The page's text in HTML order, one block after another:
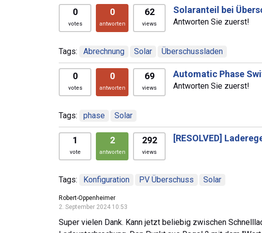
0
votes
0
antworten
62
views
Solaranteil bei
Antworten Sie zuerst!
Tags: Abrechnung Solar Überschussladen
0
votes
0
antworten
69
views
Automatic Phase
Antworten Sie zuerst!
Tags: phase Solar
1
vote
2
antworten
292
views
[RESOLVED]
Tags: Konfiguration PV Überschuss Solar
Robert-Oppenheimer
2. September 2024 10:53
Super vielen Dank. Kann jetzt beliebig zwischen